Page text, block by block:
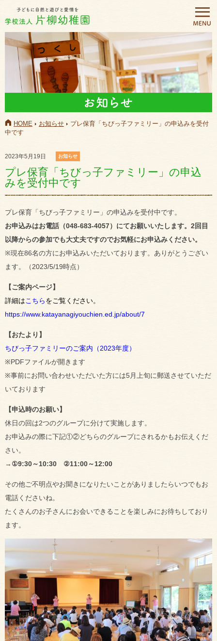
HOME お知らせ
プレ保育「ちびっ子ファミリー」の申込みを受付
中です
2023年5月19日 お知らせ
プレ保育「ちびっ子ファミリー」の申込
みを受付中です
プレ保育「ちびっ子ファミリー」の申込みを受付中です。
お申込みはお電話（048-683-4057）にてお願いいたします。2回目
以降からの参加でも大丈夫ですのでお気軽にお申込みください。
※現在86名の方にお申込みいただいております。ありがとうござい
ます。（2023/5/19時点）
【ご案内ページ】
詳細はこちらをご覧ください。
https://www.katayanagiyouchien.ed.jp/about/7
【おたより】
ちびっ子ファミリーのご案内（2023年度）
※PDFファイルが開きます
※事前にお問い合わせいただいた方には5月上旬に郵送させていただ
いております
【申込時のお願い】
休日の回は2つのグループに分けて実施します。
お申込みの際に下記①②どちらのグループにされるかもお伝えくだ
さい。
→ ①9:30～10:30 ②11:00～12:00
その他ご不明点やお聞きになりたいことがありましたらいつでもお
電話くださいね。
たくさんのお子さんにお会いできることを楽しみにお待ちしており
ます。